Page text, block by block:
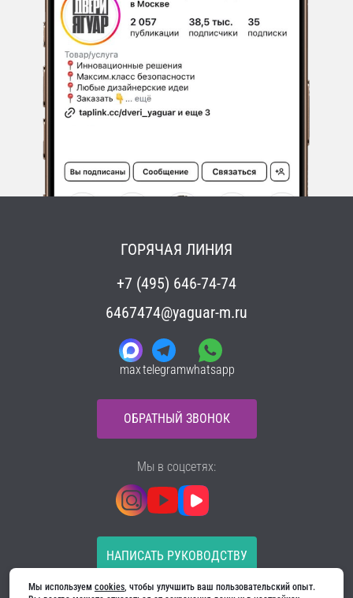
ГОРЯЧАЯ ЛИНИЯ
+7 (495) 646-74-74
6467474@yaguar-m.ru
maxtelegramwhatsapp
ОБРАТНЫЙ ЗВОНОК
НАПИСАТЬ РУКОВОДСТВУ
Все материалы на сайте принадлежат компании
Мы в соцсетях:
Мы используем cookies, чтобы улучшить ваш пользовательский опыт.